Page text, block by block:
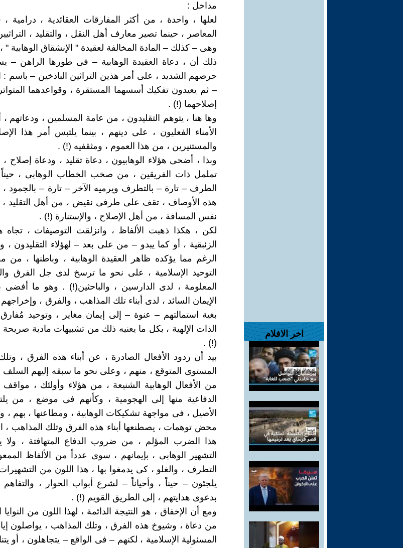
اخر الافلام
مداخل :
لعلها ، واحدة ، من أكثر المفارقات العقائدية ، درامية
المعاصر ، حينما تصير معارف أهل النقل ، والتقليد ،
وهى – كذلك – المادة المخالفة لعقيدة " الإنشقاق الوهابية
ذلك أن ، دعاة العقيدة الوهابية – فى طورها الراهن –
حرصهم الشديد ، على أمر هذين التراثين الباذخين – باسم :
– ثم يعيدون تفكيك أسسهما المستقرة ، وقواعدهما
إصلاحهما (!) .
وها هنا ، يتوهم التقليدون ، من عامة المسلمين ، ودعاتهم ،
الأمناء الفعليون ، على دينهم ، بينما يلتبس أمر هذا
والمستنيرين ، من هذا العموم ، ومثقفيه (!) .
وبذا ، أضحى هؤلاء الوهابيون ، دعاة تقليد ، ودعاة إصلاح
تململ ذات الفريقين ، من صخب الخطاب الوهابى ، حيناً ،
الطرف – تارة – بالتطرف ويرميه الآخر – تارة –
هذه الأوصاف ، تقف على طرفى نقيض ، من أهل التقليد ،
نفس المسافة ، من أهل الإصلاح ، والإستنارة (!) .
لكن ، هكذا ذهبت الألفاظ ، وانزلقت التوصيفات ، تجاه
الزئبقية ، أو كما يبدو – من على بعد – لهؤلاء التقليدون ،
الرغم مما يؤكده ظاهر العقيدة الوهابية ، وباطنها ،
التوحيد الإسلامية ، على نحو ما ترسخ لدى جل الفرق
المعلومة ، لدى الدارسين ، والباحثين(!) . وهو ما أفضى
الإيمان السائد ، لدى أبناء تلك المذاهب ، والفرق ،
بغية استمالتهم – عنوة – إلى إيمان مغاير ، وتوحيد
الذات الإلهية ، بكل ما يعنيه ذلك من تشبيهات مادية صريحة
(!) .
بيد أن ردود الأفعال الصادرة ، عن أبناء هذه الفرق ،
المستوى المتوقع ، منهم ، وعلى نحو ما سبقه إليهم السلف
من الأفعال الوهابية الشنيعة ، من هؤلاء وأولئك ،
الدفاعية منها إلى الهجومية ، وكأنهم فى موضع ، من
الأصيل ، فى مواجهة تشكيكات الوهابية ، ومطاعنها ، بهم
محض توهمات ، يصطنعها أبناء هذه الفرق وتلك المذاهب ،
هذا الضرب المؤلم ، من ضروب الدفاع المتهافتة ،
التشهير الوهابى ، بإيمانهم ، سوى عدداً من الألفاظ
التطرف ، والغلو ، كى يدمغوا بها ، هذا اللون من
يلجئون – حيناً ، وأحياناً – لشرع أبواب الحوار ، والتفاهم
بدعوى هدايتهم ، إلى الطريق القويم (!) .
ومع أن الإخفاق ، هو النتيجة الدائمة ، لهذا اللون من النوايا
من دعاة ، وشيوخ هذه الفرق ، وتلك المذاهب ، يواصلون
المسئولية الإسلامية ، لكنهم – فى الواقع – يتجاهلون ، أو